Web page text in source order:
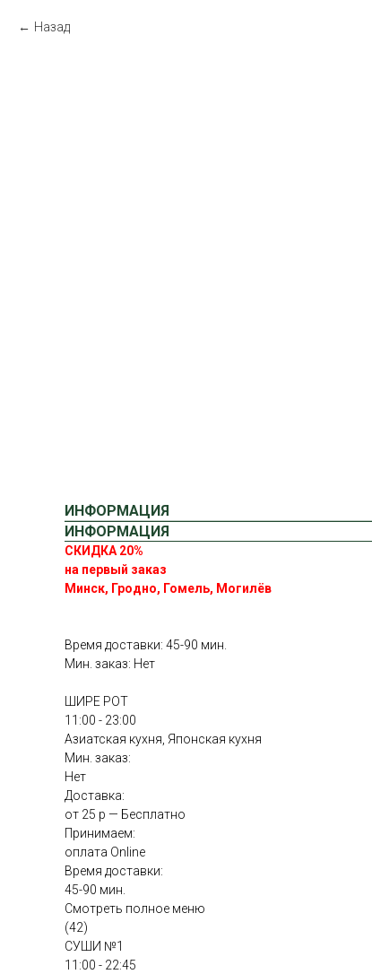
Назад
ИНФОРМАЦИЯ
ИНФОРМАЦИЯ
СКИДКА 20%
на первый заказ
Минск, Гродно, Гомель, Могилёв
Время доставки: 45-90 мин.
Мин. заказ: Нет
ШИРЕ РОТ
11:00 - 23:00
Азиатская кухня, Японская кухня
Мин. заказ:
Нет
Доставка:
от 25 р — Бесплатно
Принимаем:
оплата Online
Время доставки:
45-90 мин.
Смотреть полное меню
(42)
СУШИ №1
11:00 - 22:45